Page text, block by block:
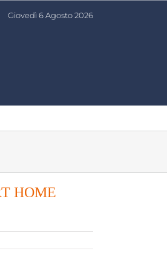
Giovedì 6 Agosto 2026
HOME